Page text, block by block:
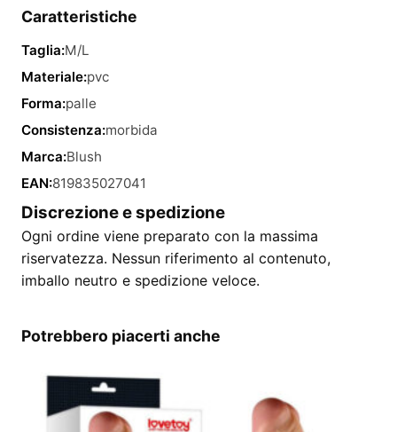
Caratteristiche
Taglia:M/L
Materiale:pvc
Forma:palle
Consistenza:morbida
Marca:Blush
EAN:819835027041
Discrezione e spedizione
Ogni ordine viene preparato con la massima
riservatezza. Nessun riferimento al contenuto,
imballo neutro e spedizione veloce.
Potrebbero piacerti anche